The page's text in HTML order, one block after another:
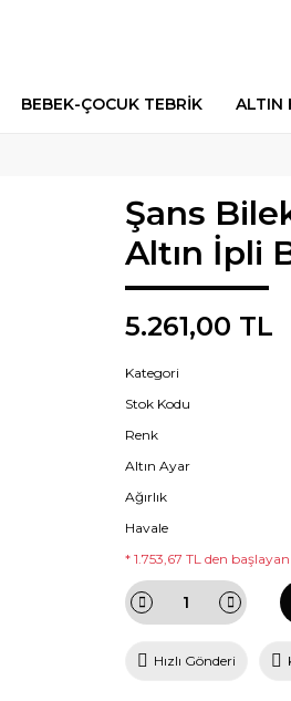
BEBEK-ÇOCUK TEBRİK ALTIN
Şans
Altın İpli
5.261,00 TL
Kategori
Stok Kodu
Renk
Altın Ayar
Ağırlık
Havale
* 1.753,67 TL den
Hızlı Gönderi